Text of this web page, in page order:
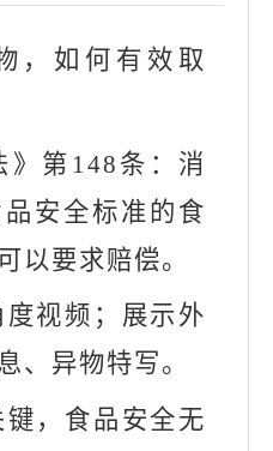
，如何有效取
》第 148 条：消
安全标准的食
以要求赔偿。
视频；展示外
、异物特写。
，食品安全无